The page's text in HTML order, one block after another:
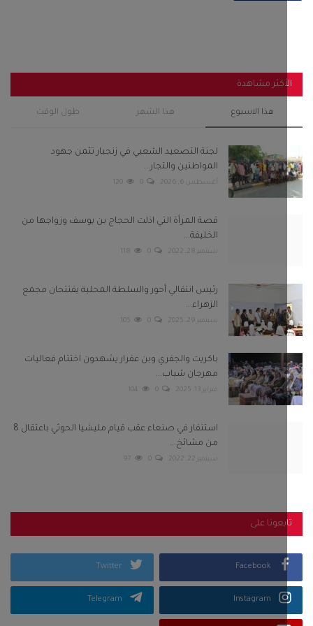
مشاهدة
هذا الاسبوع هذا الشهر طول الوقت
لجنة التصعيد الشعبي في زنجبار تثمن جهود
المواطنين والتجار...
أغسطس 6, 2026 0
120
قصة المرأة التي اذلت الحجاج بن يوسف وزواجها من
الخليفة...
0
118
رئيس انتقالي أحور والسلطة المحلية يفتتحان مجمع
الزهراء...
سبتمبر 29, 2025 0
105
باكريت والجفري وبن عفرار يشهدون اختتام فعاليات
مهرجان شباب...
فبراير 13, 2025 0
104
استنفار في صنعاء عقب قيام مليشيا الحوثي باعتقال 8
من مشائخ...
0
97
على
Facebook
Twitter
Instagram
Telegram